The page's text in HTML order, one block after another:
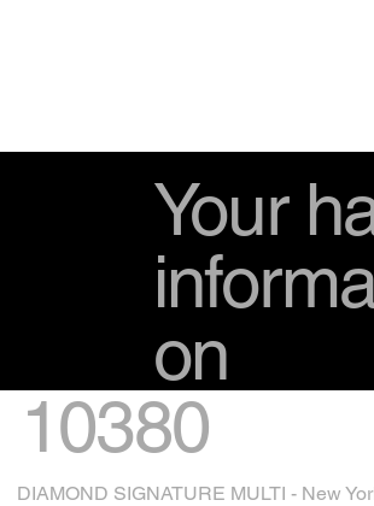
Your
on
10380
DIAMOND SIGNATURE MULTI - New